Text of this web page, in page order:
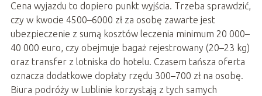
Cena wyjazdu to dopiero punkt wyjścia. Trzeba sprawdzić,
czy w kwocie 4500–6000 zł za osobę zawarte jest
ubezpieczenie z sumą kosztów leczenia minimum 20 000–
40 000 euro, czy obejmuje bagaż rejestrowany (20–23 kg)
oraz transfer z lotniska do hotelu. Czasem tańsza oferta
oznacza dodatkowe dopłaty rzędu 300–700 zł na osobę.
Biura podróży w Lublinie korzystają z tych samych